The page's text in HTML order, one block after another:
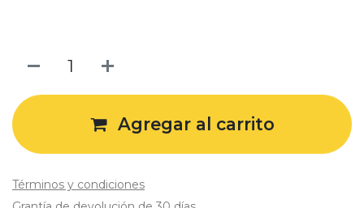
Agregar al carrito
Términos y condiciones